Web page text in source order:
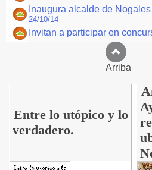
Inaugura alcalde de
24/10/14
Invitan a participar en
Entre lo utópico y lo
verdadero.